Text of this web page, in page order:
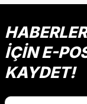
Ürün resmi
Ürün
Ürün fiyatı diğer
İÇİN E-
KAYDET!